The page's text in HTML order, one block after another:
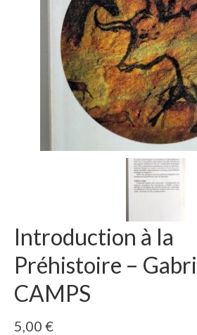
Introduction à la
Préhistoire –
CAMPS
5,00 €